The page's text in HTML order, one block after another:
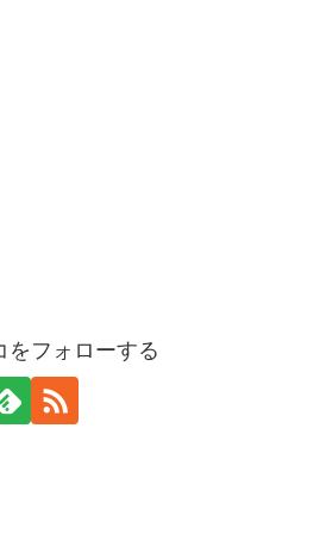
をフォローする